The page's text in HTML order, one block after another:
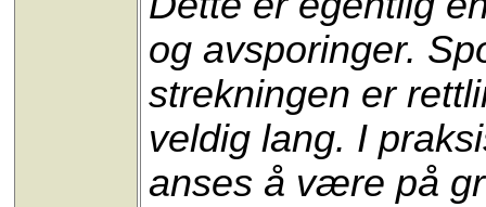
og avsporinger.
strekningen er
veldig lang. I
anses å være på